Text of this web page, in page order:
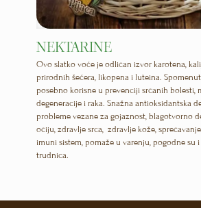
NEKTARINE
Ovo slatko voće je odličan izvor karotena,
prirodnih šećera, likopena i luteina.
posebno korisne u prevenciji srčanih bolesti,
degeneracije i raka. Snažna antioksidantska
probleme vezane za gojaznost, blagotvorno
očiju, zdravlje srca, zdravlje kože,
imuni sistem, pomaže u varenju, pogodne su
trudnica.